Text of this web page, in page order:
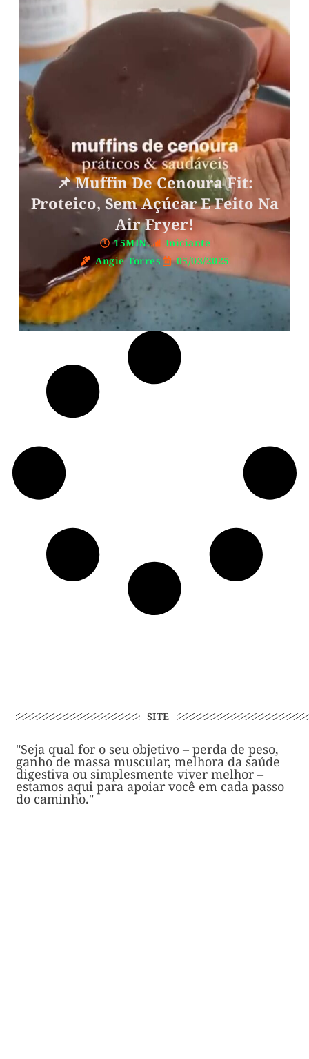
📌 Muffin De Cenoura Fit:
Proteico, Sem Açúcar E Feito Na
Air Fryer!
15MIN.
Iniciante
Angie Torres
05/03/2025
SITE
"Seja qual for o seu objetivo – perda de peso,
ganho de massa muscular, melhora da saúde
digestiva ou simplesmente viver melhor –
estamos aqui para apoiar você em cada passo
do caminho."